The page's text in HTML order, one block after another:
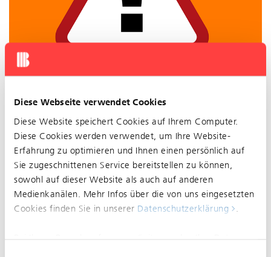
Diese Webseite verwendet Cookies
Diese Website speichert Cookies auf Ihrem Computer.
Diese Cookies werden verwendet, um Ihre Website-
Erfahrung zu optimieren und Ihnen einen persönlich auf
Sie zugeschnittenen Service bereitstellen zu können,
sowohl auf dieser Website als auch auf anderen
Medienkanälen. Mehr Infos über die von uns eingesetzten
Cookies finden Sie in unserer Datenschutzerklärung
Unregelmässiger Betrieb zwischen Burgfelderplatz und
Felix Platter-Spital
Linie 3
Grund: Bauarbeiten
09.03.2026